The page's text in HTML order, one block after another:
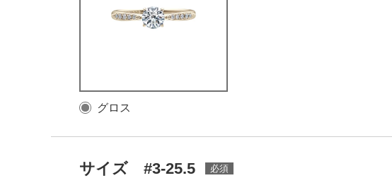
グロス
サイズ #3-25.5